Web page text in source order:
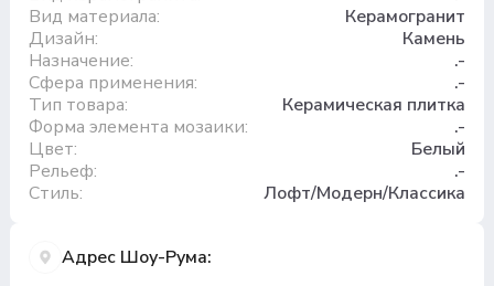
Вид материала:
Керамогранит
Дизайн:
Камень
Назначение:
.-
Сфера применения:
.-
Тип товара:
Керамическая плитка
Форма элемента мозаики:
.-
Цвет:
Белый
Рельеф:
.-
Стиль:
Лофт/Модерн/Классика
Адрес Шоу-Рума: